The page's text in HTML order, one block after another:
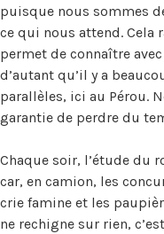
puisque nous sommes
ce qui nous attend. Cela
permet de connaître
d’autant qu’il y a
parallèles, ici au Pérou.
garantie de perdre du
Chaque soir, l’étude du
car, en camion, les
crie famine et les
ne rechigne sur rien,